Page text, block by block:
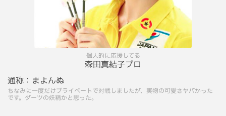
個人的に応援してる
森田真結子プロ
通称： まよんぬ
ちなみに一度だけプライベートで対戦しましたが、実物の可愛さヤバかった
です。ダーツの妖精かと思った。